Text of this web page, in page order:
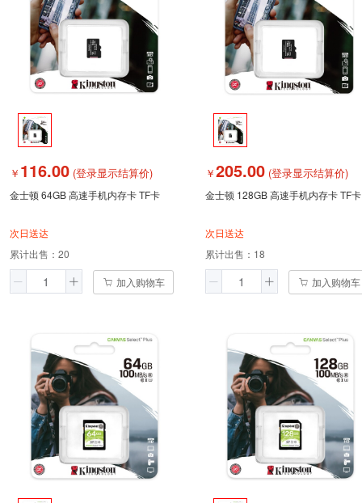
￥ 116.00 (登录显示结算价)
金士顿 64GB 高速手机内存卡 TF卡
次日送达
累计出售： 20
加入购物车
￥205.00 (登录显示结算价)
金士顿 128GB 高速手机内存卡 TF卡
次日送达
累计出售： 18
加入购物车